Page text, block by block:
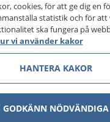
cookies, för att ge dig en
statistik och för att
ska fungera på
vi använder kakor
HANTERA KAKOR
GODKÄNN NÖDVÄNDIGA